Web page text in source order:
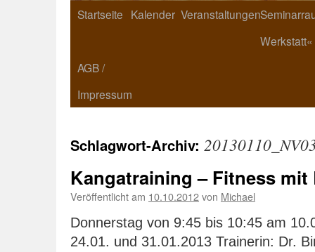
Startseite Kalender Veranstaltungen
Werkstatt«
AGB /
Impressum
Schlagwort-Archiv:
Kangatraining – Fitness mit
Veröffentlicht am 10.10.2012von Michael
Donnerstag von 9:45 bis 10:45 am
24.01. und 31.01.2013 Trainerin: Dr.